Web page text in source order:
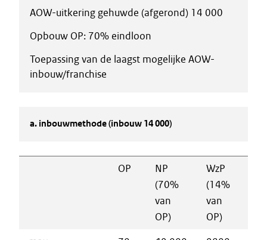
AOW-uitkering gehuwde (afgerond) 14 000
Opbouw OP: 70% eindloon
Toepassing van de laagst mogelijke AOW-
inbouw/franchise
a. inbouwmethode (inbouw 14 000)
OP
NP
(70%
van
OP)
WzP
(14%
van
OP)